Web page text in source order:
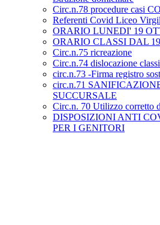
Circ.n.78 procedure casi
Referenti Covid Liceo
ORARIO LUNEDI' 19
ORARIO CLASSI DAL
Circ.n.75 ricreazione
Circ.n.74 dislocazione
circ.n.73 -Firma registro
circ.n.71
SUCCURSALE
Circ.n. 70 Utilizzo corretto
DISPOSIZIONI ANTI
PER I GENITORI